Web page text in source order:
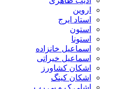
اروین
استاد ایرج
استون
استونا
اسماعیل خانزاده
اسماعیل خیراتی
اشکان کشاورز
اشکان کینگ
اشلی.ک و بی رپ